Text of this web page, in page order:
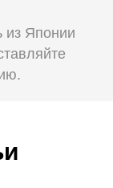
из Японии